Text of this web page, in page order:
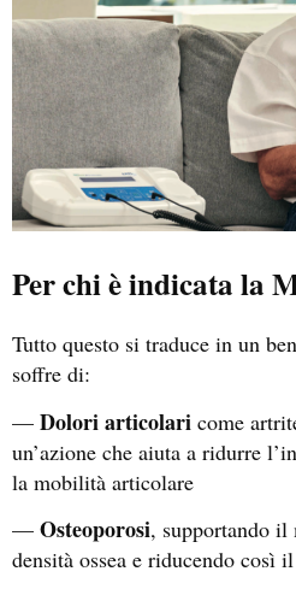
Per chi è indicata la
Tutto questo si traduce in un
soffre di:
— Dolori articolari come
un’azione che aiuta a ridurre
la mobilità articolare
— Osteoporosi, supportando il
densità ossea e riducendo così